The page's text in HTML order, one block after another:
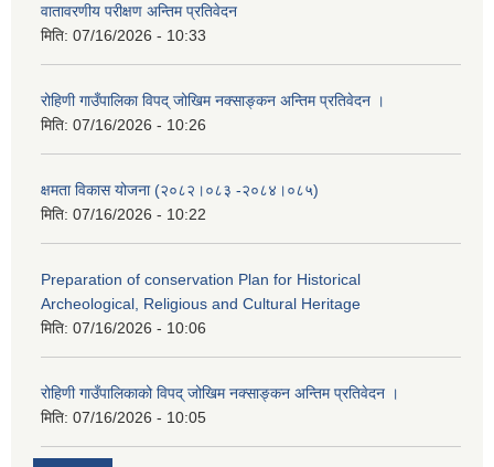
वातावरणीय परीक्षण अन्तिम प्रतिवेदन
मिति: 07/16/2026 - 10:33
रोहिणी गाउँपालिका विपद् जोखिम नक्साङ्कन अन्तिम प्रतिवेदन ।
मिति: 07/16/2026 - 10:26
क्षमता विकास योजना (२०८२।०८३‍ -२०८४।०८५)
मिति: 07/16/2026 - 10:22
Preparation of conservation Plan for Historical
Archeological, Religious and Cultural Heritage
मिति: 07/16/2026 - 10:06
रोहिणी गाउँपालिकाको विपद् जोखिम नक्साङ्कन अन्तिम प्रतिवेदन ।
मिति: 07/16/2026 - 10:05